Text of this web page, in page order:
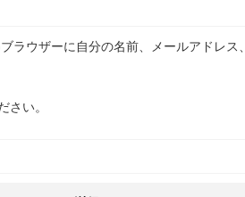
ラウザーに自分の名前、メールアドレス
さい。